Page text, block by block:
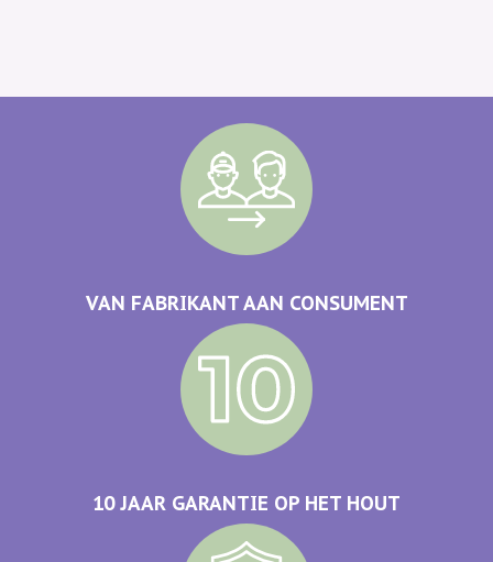
VAN FABRIKANT AAN CONSUMENT
10 JAAR GARANTIE OP HET HOUT